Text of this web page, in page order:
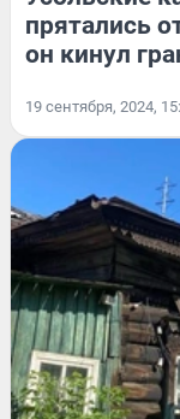
прятались
он кинул
19 сентября, 2024,